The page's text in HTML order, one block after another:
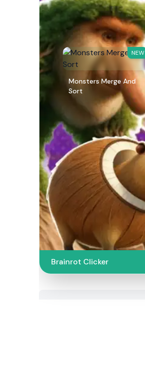
NEW
Monsters Merge And
Sort
Brainrot Clicker